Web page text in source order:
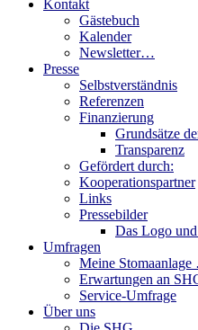
Kontakt
Gästebuch
Kalender
Newsletter…
Presse
Selbstverständnis
Referenzen
Finanzierung
Grundsätze
Transparenz
Gefördert durch:
Kooperationspartner
Links
Pressebilder
Das Logo
Umfragen
Meine
Erwartungen an
Service-Umfrage
Über uns